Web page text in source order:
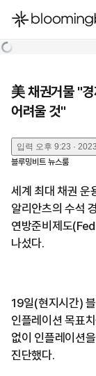
한국어
美 채권거물 "
어려울 것"
입력 오후 9:23 ·
블루밍비트 뉴스룸
세계 최대 채권 운
알리안츠의 수석
연방준비제도
나섰다.
19일(현지시간)
인플레이션 목표
없이 인플레이션
진단했다.